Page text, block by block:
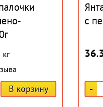
В корзину
с
-